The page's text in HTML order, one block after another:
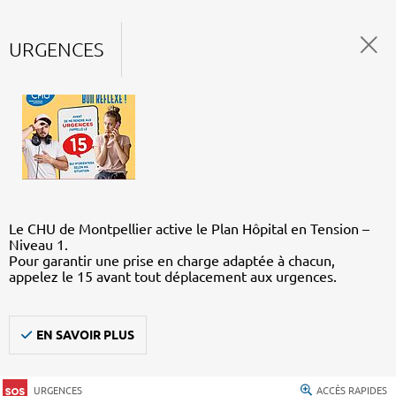
URGENCES
Le CHU de Montpellier active le Plan Hôpital en Tension –
Niveau 1.
Pour garantir une prise en charge adaptée à chacun,
appelez le 15 avant tout déplacement aux urgences.
EN SAVOIR PLUS
URGENCES ACCÈS RAPIDES